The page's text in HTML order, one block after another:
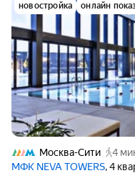
новостройка онлайн
Москва-Сити
4
МФК NEVA TOWERS, 4